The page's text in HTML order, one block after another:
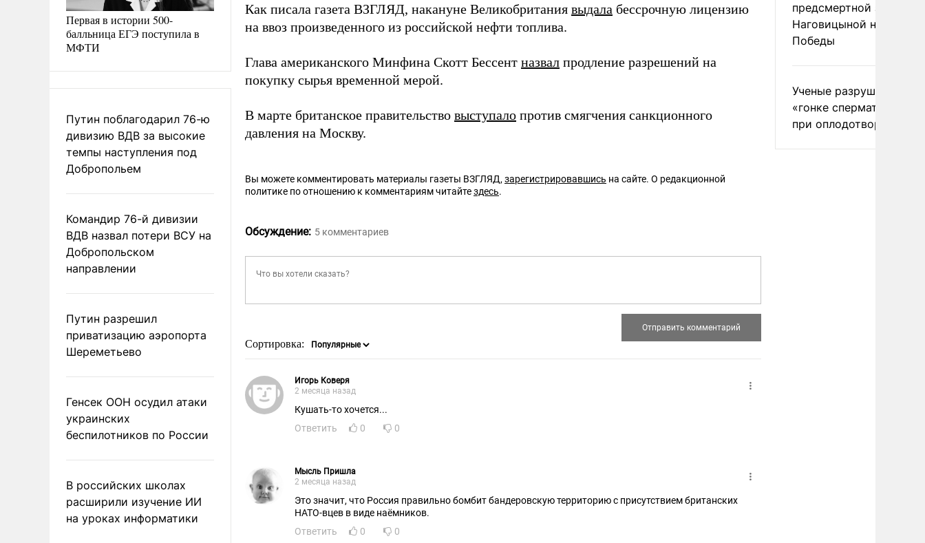
Первая в истории 500-
балльница ЕГЭ поступила в
МФТИ
Путин поблагодарил 76-ю
дивизию ВДВ за высокие
темпы наступления под
Добропольем
Командир 76-й дивизии
ВДВ назвал потери ВСУ на
Добропольском
направлении
Путин разрешил
приватизацию аэропорта
Шереметьево
Генсек ООН осудил атаки
украинских
беспилотников по России
В российских школах
расширили изучение ИИ
на уроках информатики
Как писала газета ВЗГЛЯД, накануне Великобритания выдала бессрочную лицензию
на ввоз произведенного из российской нефти топлива.
Глава американского Минфина Скотт Бессент назвал продление разрешений на
покупку сырья временной мерой.
В марте британское правительство выступало против смягчения санкционного
давления на Москву.
Вы можете комментировать материалы газеты ВЗГЛЯД, зарегистрировавшись на сайте. О редакционной
политике по отношению к комментариям читайтездесь.
Обсуждение: 5 комментариев
Сортировка:
Игорь Коверя
2 месяца назад
Кушать-то хочется...
Ответить
0 0
Мысль Пришла
2 месяца назад
Это значит, что Россия правильно бомбит бандеровскую территорию с присутствием британских
НАТО-вцев в виде наёмников.
Ответить
0 0
предсмертной записки
Наговицыной на пике
Победы
Ученые разрушили миф
«гонке
при оплодотворении